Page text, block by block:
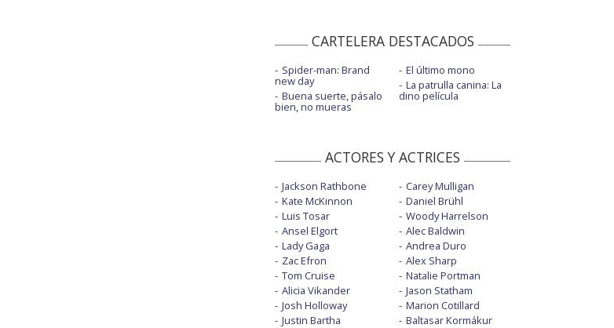
CARTELERA DESTACADOS
Spider-man: Brand
new day
Buena suerte, pásalo
bien, no mueras
El último mono
La patrulla canina: La
dino película
ACTORES Y ACTRICES
Jackson Rathbone
Kate McKinnon
Luis Tosar
Ansel Elgort
Lady Gaga
Zac Efron
Tom Cruise
Alicia Vikander
Josh Holloway
Justin Bartha
Carey Mulligan
Daniel Brühl
Woody Harrelson
Alec Baldwin
Andrea Duro
Alex Sharp
Natalie Portman
Jason Statham
Marion Cotillard
Baltasar Kormákur